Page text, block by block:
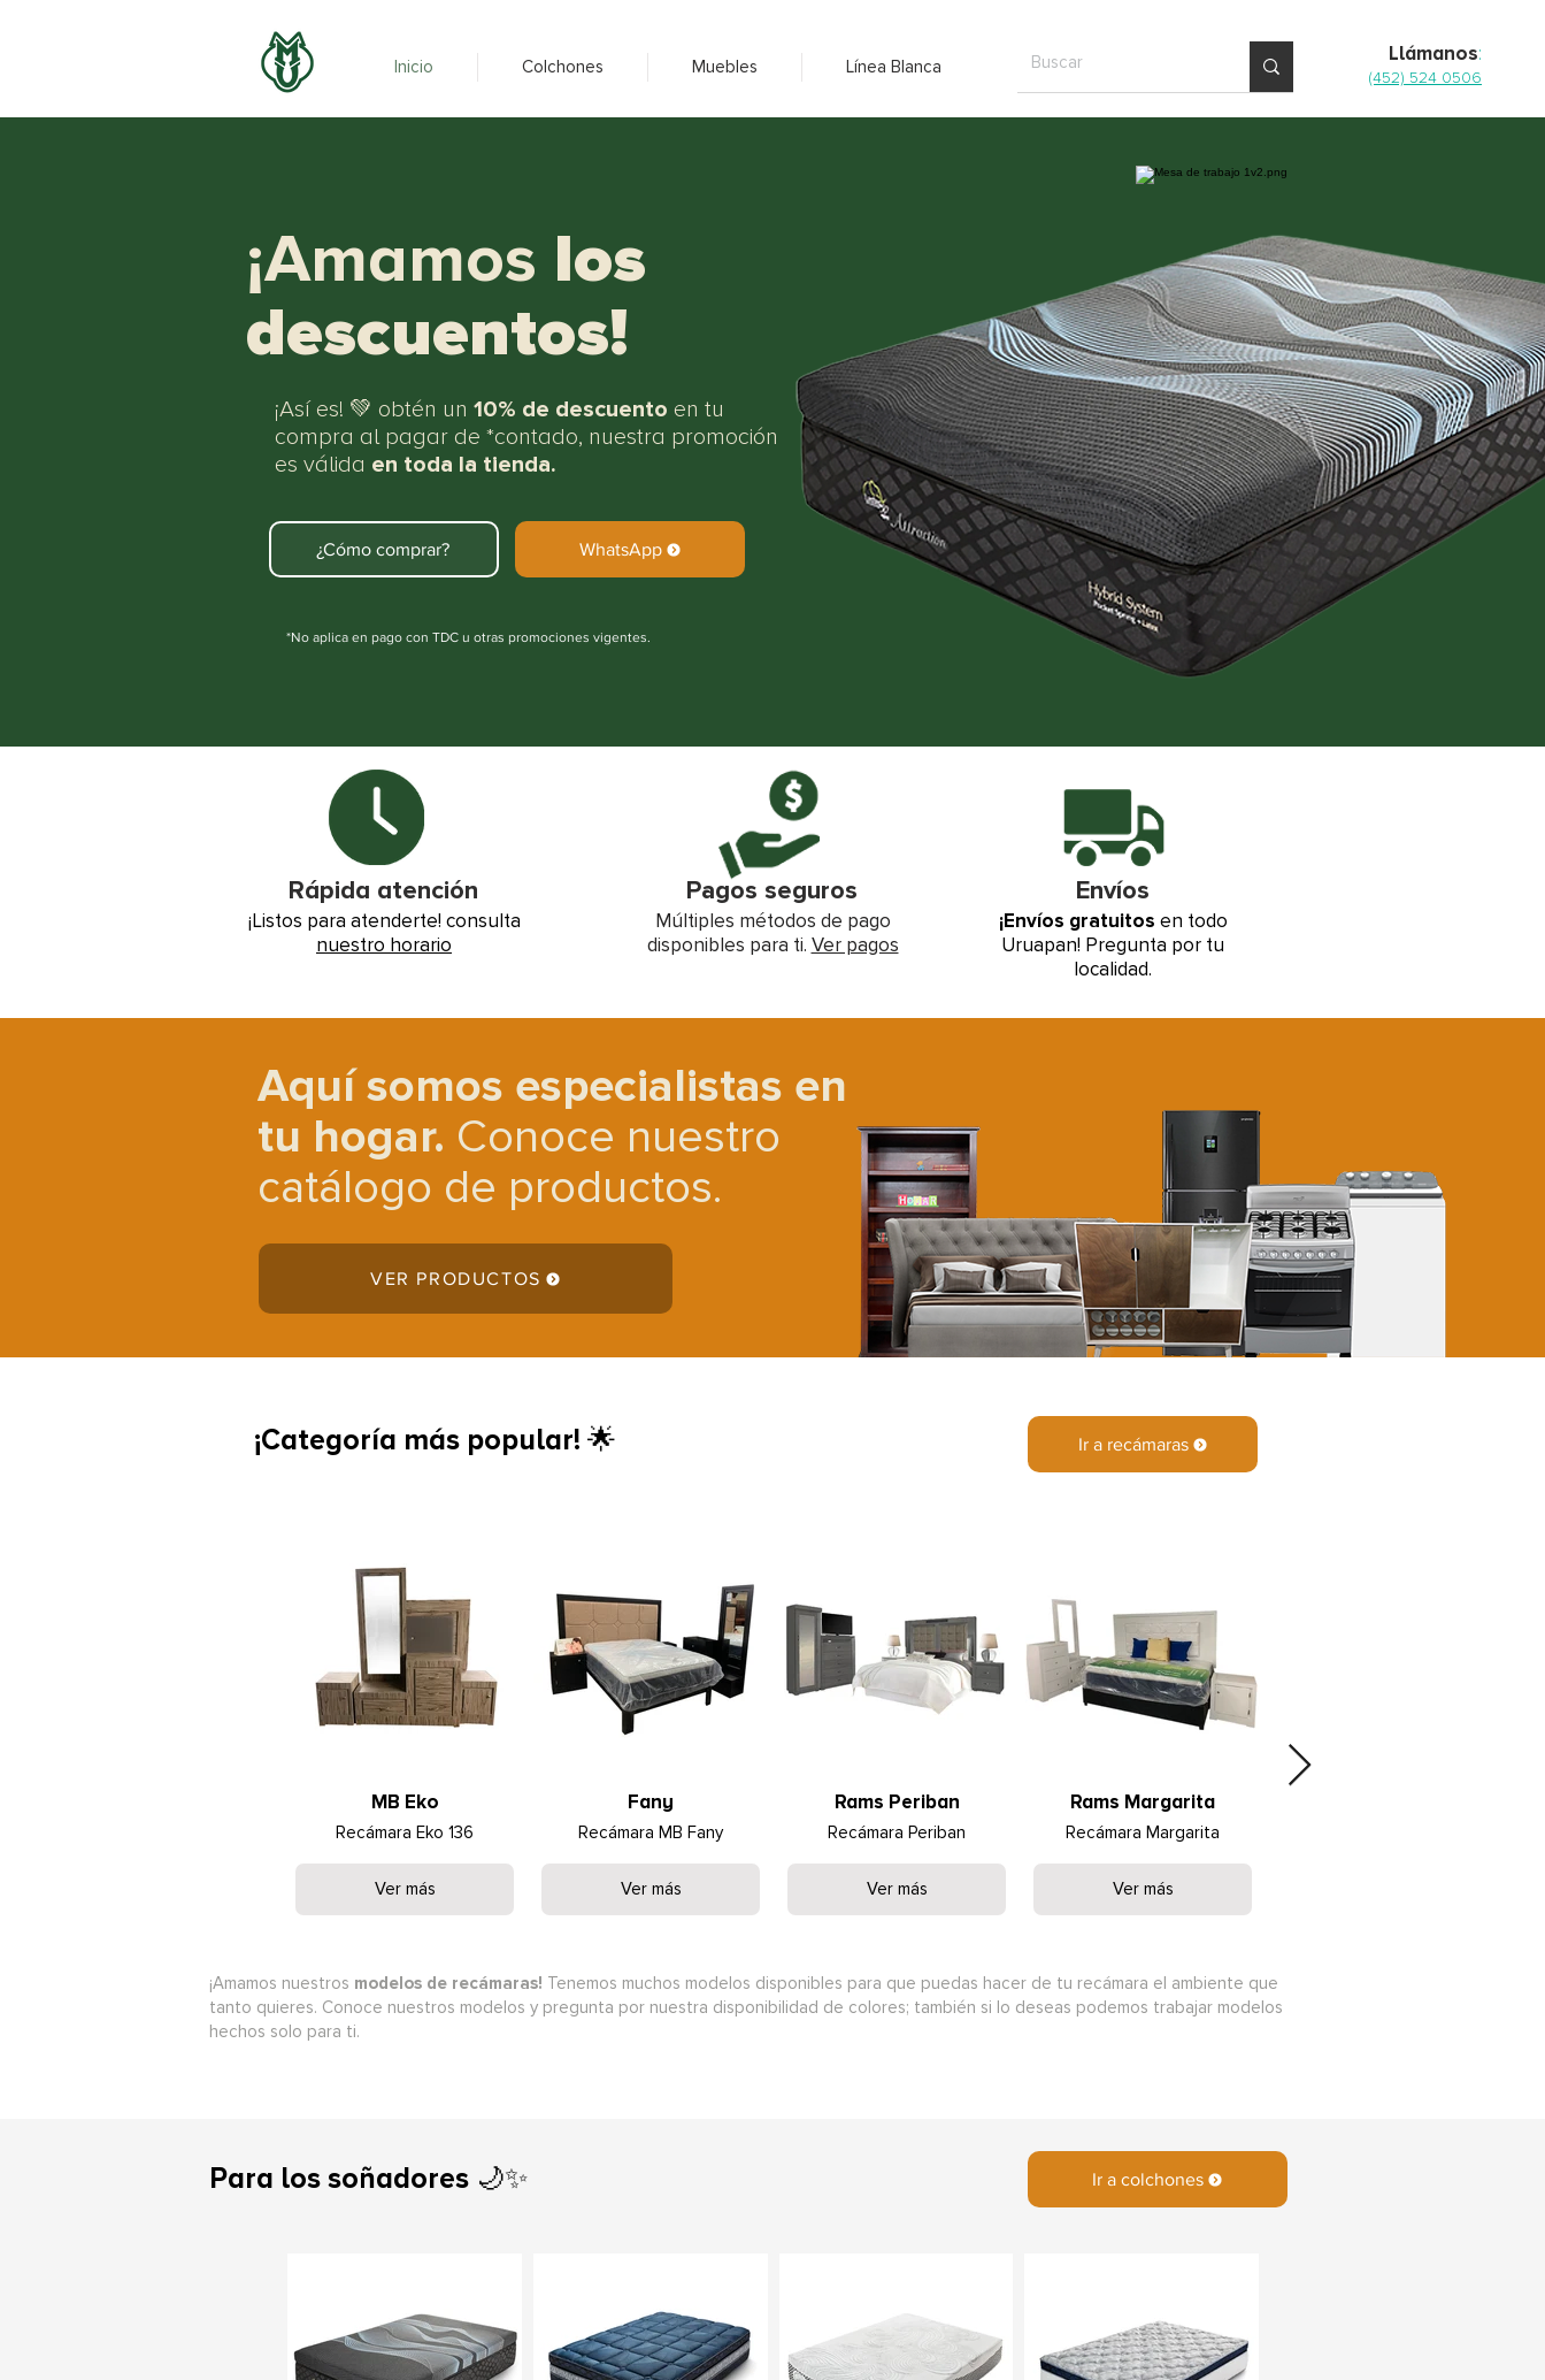
Inicio Colchones Muebles Línea Blanca
Llámanos:
(452) 524 0506
¡Amamos los
descuentos!
WhatsApp
¡Así es! 💚 obtén un 10% de descuento en tu
compra al pagar de *contado, nuestra promoción
es válida en toda la tienda.
*No aplica en pago con TDC u otras promociones vigentes.
¿Cómo comprar?
Múltiples métodos de pago
disponibles para ti. Ver pagos
Pagos seguros Envíos
¡Envíos gratuitos en todo
Uruapan! Pregunta por tu
localidad.
Rápida atención
¡Listos para atenderte! consulta
nuestro horario
Aquí somos especialistas en
tu hogar. Conoce nuestro
catálogo de productos.
VER PRODUCTOS
¡Categoría más popular! 🌟 Ir a recámaras
MB Eko
Recámara Eko 136
Ver más
Fany
Recámara MB Fany
Ver más
Rams Periban
Recámara Periban
Ver más
Rams Margarita
Recámara Margarita
Ver más
¡Amamos nuestros modelos de recámaras! Tenemos muchos modelos disponibles para que puedas hacer de tu recámara el ambiente que
tanto quieres. Conoce nuestros modelos y pregunta por nuestra disponibilidad de colores; también si lo deseas podemos trabajar modelos
hechos solo para ti.
Para los soñadores 🌙✨ Ir a colchones